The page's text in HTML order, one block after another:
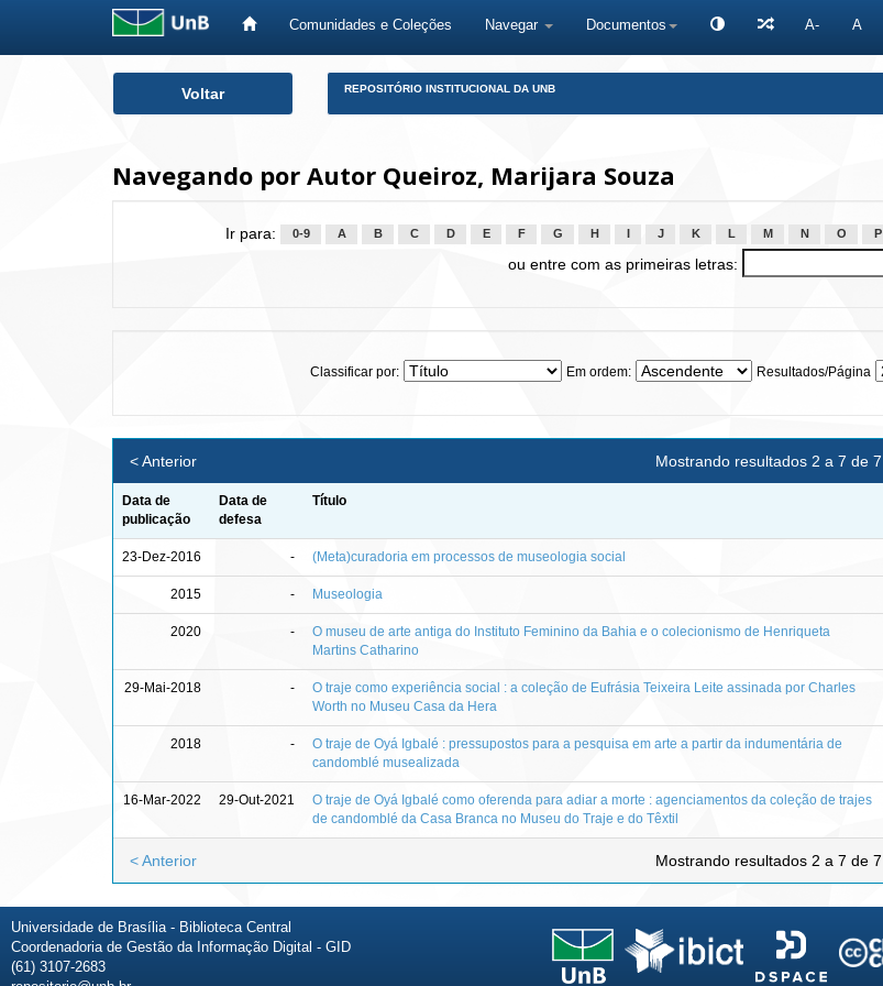
Comunidades e Coleções Navegar Documentos A- A
Voltar REPOSITÓRIO INSTITUCIONAL DA UNB
Navegando por Autor Queiroz, Marijara Souza
Ir para: 0-9 A B C D E F G H J K L M N O P
ou entre com as primeiras letras:
Classificar por: Em ordem: Resultados/Página
Mostrando resultados 2 a 7 de 7
< Anterior
Data de
publicação
Data de
defesa
Título
23-Dez-2016 - (Meta)curadoria em processos de museologia social
2015 - Museologia
2020 -
O museu de arte antiga do Instituto Feminino da Bahia e o colecionismo de Henriqueta
Martins Catharino
29-Mai-2018 -
O traje como experiência social : a coleção de Eufrásia Teixeira Leite assinada por Charles
Worth no Museu Casa da Hera
2018 -
O traje de Oyá Igbalé : pressupostos para a pesquisa em arte a partir da indumentária de
candomblé musealizada
16-Mar-2022 29-Out-2021
O traje de Oyá Igbalé como oferenda para adiar a morte : agenciamentos da coleção de trajes
de candomblé da Casa Branca no Museu do Traje e do Têxtil
Mostrando resultados 2 a 7 de 7
< Anterior
Universidade de Brasília - Biblioteca Central
Coordenadoria de Gestão da Informação Digital - GID
(61) 3107-2683